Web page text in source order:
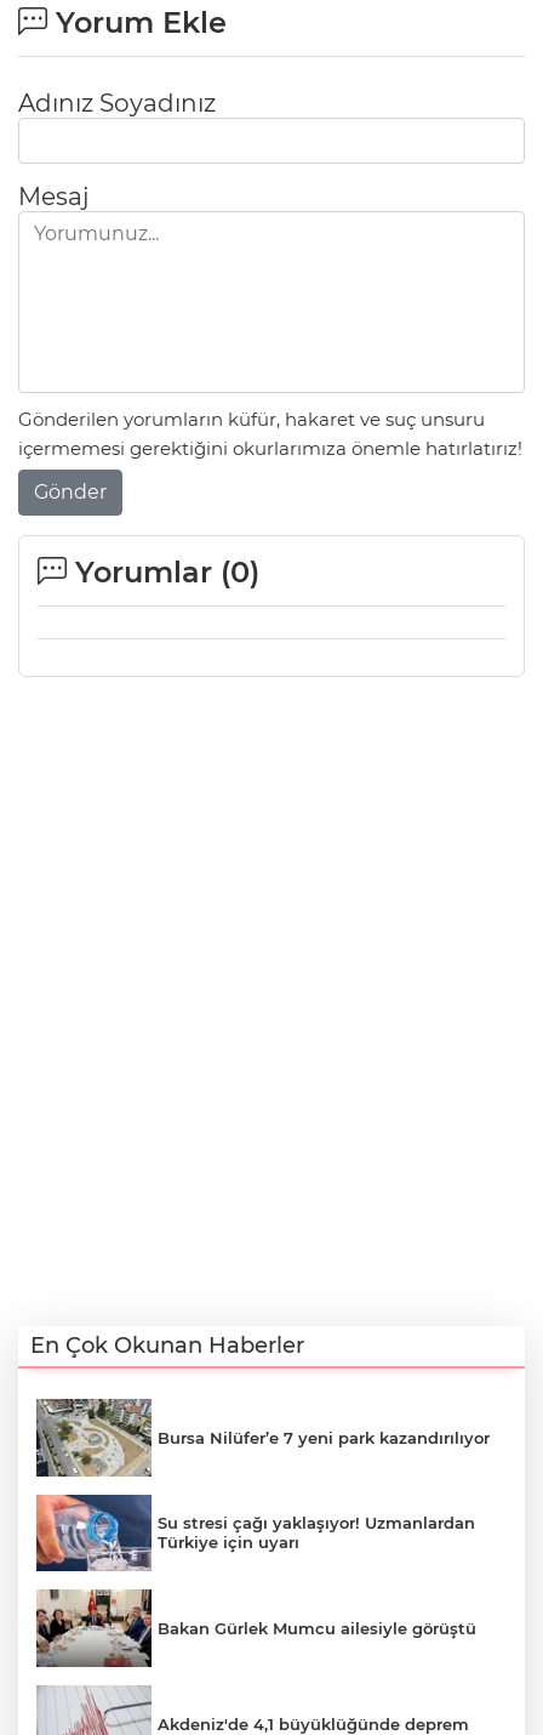
Yorum Ekle
Adınız Soyadınız
Mesaj
Gönderilen yorumların küfür, hakaret ve suç unsuru
içermemesi gerektiğini okurlarımıza önemle hatırlatırız!
Gönder
Yorumlar (0)
En Çok Okunan Haberler
Bursa Nilüfer’e 7 yeni park kazandırılıyor
Su stresi çağı yaklaşıyor! Uzmanlardan
Türkiye için uyarı
Bakan Gürlek Mumcu ailesiyle görüştü
Akdeniz'de 4,1 büyüklüğünde deprem